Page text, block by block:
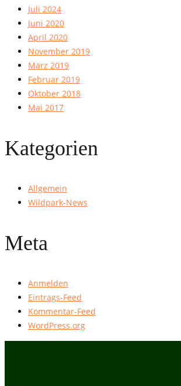
Juli 2024
Juni 2020
April 2020
November 2019
März 2019
Februar 2019
Oktober 2018
Mai 2017
Kategorien
Allgemein
Wildpark-News
Meta
Anmelden
Eintrags-Feed
Kommentar-Feed
WordPress.org